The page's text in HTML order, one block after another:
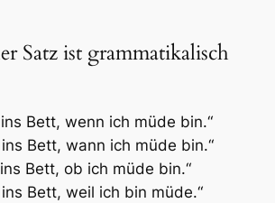
Satz ist grammatikalisch
Bett, wenn ich müde bin.“
Bett, wann ich müde bin.“
Bett, ob ich müde bin.“
Bett, weil ich bin müde.“